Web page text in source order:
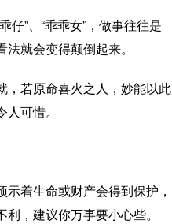
”、“乖乖女”，做事往往是
就会变得颠倒起来。
，若原命喜火之人，妙能以此
可惜。
着生命或财产会得到保护，
，建议你万事要小心些。